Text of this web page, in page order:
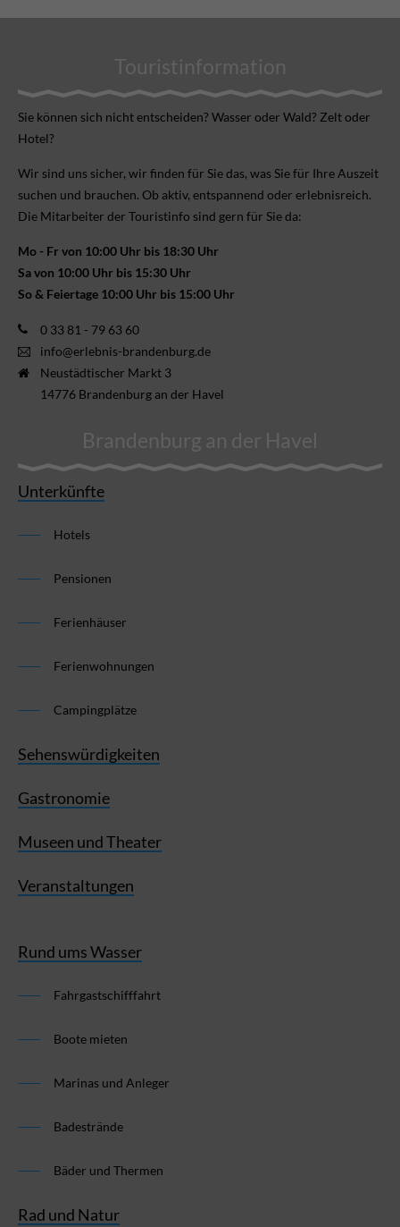
Touristinformation
Sie können sich nicht ent­scheiden? Wasser oder Wald? Zelt oder
Hotel?
Wir sind uns sicher, wir finden für Sie das, was Sie für Ihre Aus­zeit
suchen und brauchen. Ob aktiv, ent­spannend oder erlebnis­reich.
Die Mitarbeiter der Touristinfo sind gern für Sie da:
Mo - Fr von 10:00 Uhr bis 18:30 Uhr
Sa von 10:00 Uhr bis 15:30 Uhr
So & Feiertage 10:00 Uhr bis 15:00 Uhr
0 33 81 - 79 63 60
info@erlebnis-brandenburg.de
Neustädtischer Markt 3
14776 Brandenburg an der Havel
Brandenburg an der Havel
Unterkünfte
Hotels
Pensionen
Ferienhäuser
Ferienwohnungen
Campingplätze
Sehenswürdigkeiten
Gastronomie
Museen und Theater
Veranstaltungen
Rund ums Wasser
Fahrgastschifffahrt
Boote mieten
Marinas und Anleger
Badestrände
Bäder und Thermen
Rad und Natur